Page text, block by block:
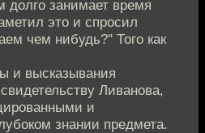
долго занимает время
это и спросил
чем нибудь?" Того как
и высказывания
Ливанова,
и
знании предмета.